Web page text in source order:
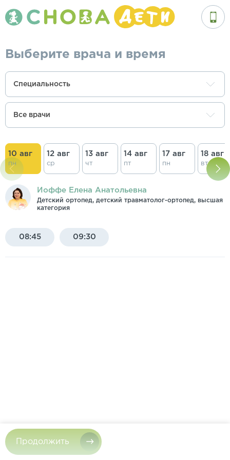
Выберите врача и время
Специальность
Все врачи
10 авг
пн
12 авг
ср
13 авг
чт
14 авг
пт
17 авг
пн
18 авг
вт
Иоффе Елена Анатольевна
Детский ортопед, детский травматолог-ортопед, высшая
категория
08:45 09:30
Продолжить